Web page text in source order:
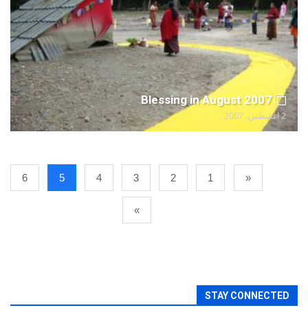
Blessing in August 2007
2 أغسطس، 2007
«
1
2
3
4
5
6
»
STAY CONNECTED